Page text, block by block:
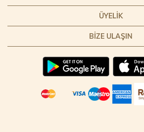
ÜYELIK
BIZE ULAŞIN